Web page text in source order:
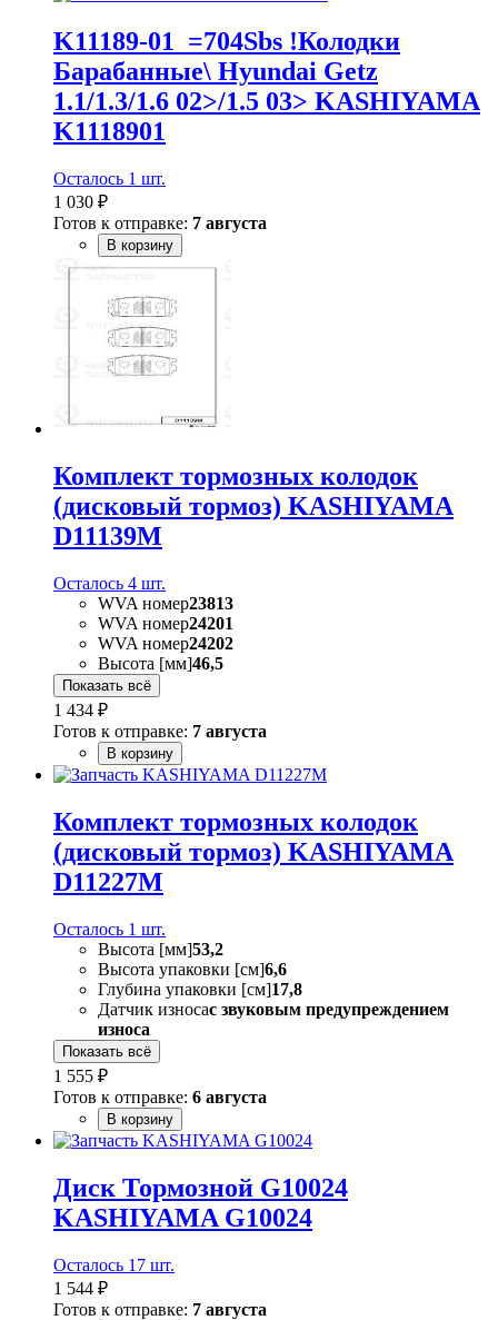
K11189-01_=704Sbs !Колодки
Барабанные\ Hyundai Getz
1.1/1.3/1.6 02>/1.5 03> KASHIYAMA
K1118901
Осталось 1 шт.
1 030 ₽
Готов к отправке: 7 августа
В корзину
Комплект тормозных колодок
(дисковый тормоз) KASHIYAMA
D11139M
Осталось 4 шт.
WVA номер23813
WVA номер24201
WVA номер24202
Высота [мм]46,5
Показать всё
1 434 ₽
Готов к отправке: 7 августа
В корзину
Комплект тормозных колодок
(дисковый тормоз) KASHIYAMA
D11227M
Осталось 1 шт.
Высота [мм]53,2
Высота упаковки [см]6,6
Глубина упаковки [см]17,8
Датчик износас звуковым предупреждением
износа
Показать всё
1 555 ₽
Готов к отправке: 6 августа
В корзину
Диск Тормозной G10024
KASHIYAMA G10024
Осталось 17 шт.
1 544 ₽
Готов к отправке: 7 августа